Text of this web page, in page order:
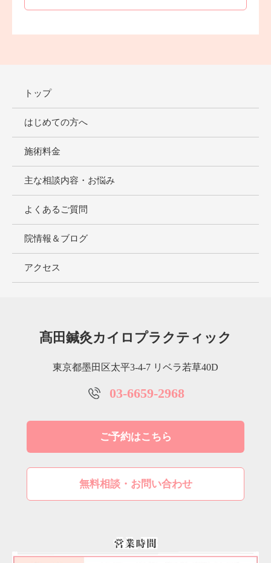
トップ
はじめての方へ
施術料金
主な相談内容・お悩み
よくあるご質問
院情報＆ブログ
アクセス
髙田鍼灸カイロプラクティック
東京都墨田区太平3-4-7 リベラ若草40D
03-6659-2968
ご予約はこちら
無料相談・お問い合わせ